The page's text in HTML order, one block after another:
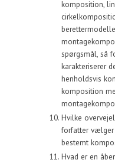
komposition,
spørgsmål, så
karakteriserer
henholdsvis
komposition
Hvilke
forfatter vælger
bestemt
Hvad er en